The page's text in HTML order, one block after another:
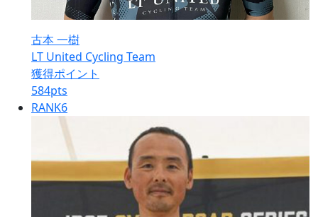
古本 一樹
LT United Cycling Team
獲得ポイント
584pts
RANK6